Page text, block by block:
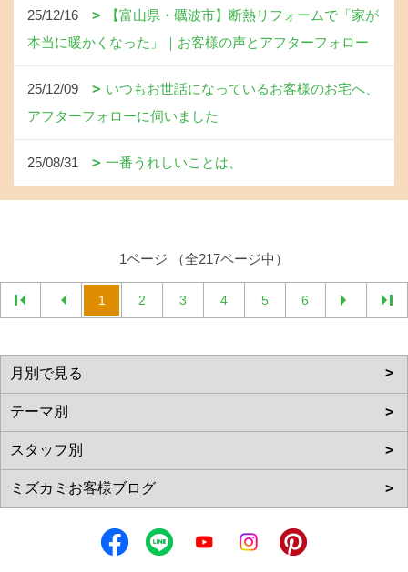
25/12/16
【富山県・礪波市】断熱リフォームで「家が
本当に暖かくなった」｜お客様の声とアフターフォロー
25/12/09
いつもお世話になっているお客様のお宅へ、
アフターフォローに伺いました
25/08/31 一番うれしいことは、
1ページ （全217ページ中）
1 2 3 4 5 6